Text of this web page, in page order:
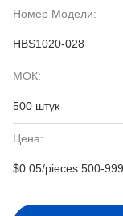
Номер Модели:
HBS1020-028
МОК:
500 штук
Цена:
$0.05/pieces 500-